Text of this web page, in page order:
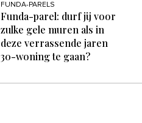
FUNDA-PARELS
Funda-parel: durf jij voor
zulke gele muren als in
deze verrassende jaren
30-woning te gaan?